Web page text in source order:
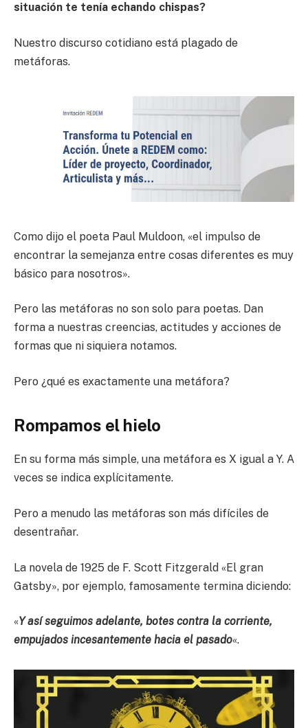
situación te tenía echando chispas?
Nuestro discurso cotidiano está plagado de
metáforas.
Como dijo el poeta Paul Muldoon, «el impulso de
encontrar la semejanza entre cosas diferentes es muy
básico para nosotros».
Pero las metáforas no son solo para poetas. Dan
forma a nuestras creencias, actitudes y acciones de
formas que ni siquiera notamos.
Pero ¿qué es exactamente una metáfora?
Rompamos el hielo
En su forma más simple, una metáfora es X igual a Y. A
veces se indica explícitamente.
Pero a menudo las metáforas son más difíciles de
desentrañar.
La novela de 1925 de F. Scott Fitzgerald «El gran
Gatsby», por ejemplo, famosamente termina diciendo:
«Y así seguimos adelante, botes contra la corriente,
empujados incesantemente hacia el pasado«.